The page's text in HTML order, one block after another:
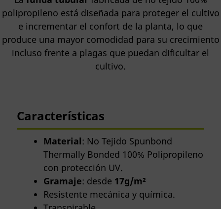
polipropileno está diseñada para proteger el cultivo
e incrementar el confort de la planta, lo que
produce una mayor comodidad para su crecimiento
incluso frente a plagas que puedan dificultar el
cultivo.
Características
Material: No Tejido Spunbond
Thermally Bonded 100% Polipropileno
con protección UV.
Gramaje: desde 17g/m²
Resistente mecánica y química.